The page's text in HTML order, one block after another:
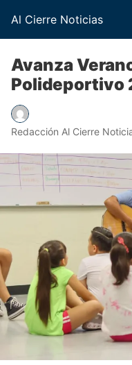
Al Cierre Noticias
Avanza
Polideportivo
Redacción Al Cierre